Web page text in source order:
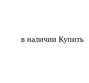
в наличии Купить